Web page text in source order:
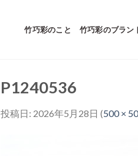
竹巧彩のこと 竹巧彩のブラン
P1240536
投稿日: 2026年5月28日 (500 ×